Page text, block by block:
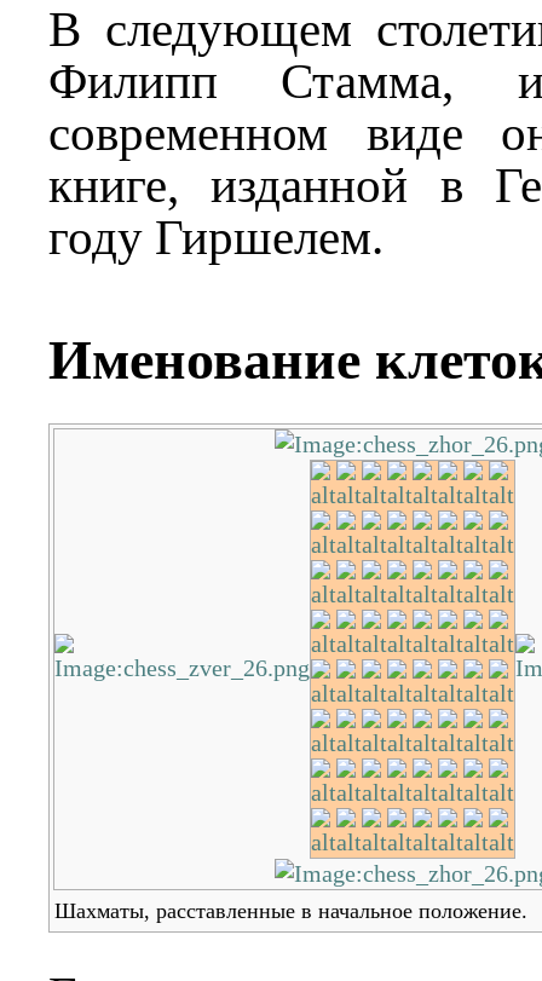
В следующем
Филипп Стамма,
современном виде
книге, изданной в
году Гиршелем.
Именование
Шахматы, расставленные в начальное положение.